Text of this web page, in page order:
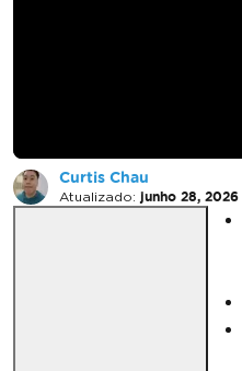
Curtis Chau
Atualizado: junho 28, 2026